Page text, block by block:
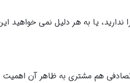
یا به هر دلیل نمی خواهید این
هم مشتری به ظاهر آن